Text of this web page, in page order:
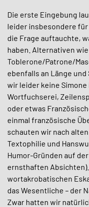
Die erste Eingebung
leider insbesondere für
die Frage auftauchte,
haben. Alternativen
Toblerone/Patrone/
ebenfalls an Länge
wir leider keine Simone
Wortfuchserei,
oder etwas
einmal französische
schauten wir nach
Textophilie und
Humor-Gründen auf
ernsthaften
wortakrobatischen
das Wesentliche – der
Zwar hatten wir